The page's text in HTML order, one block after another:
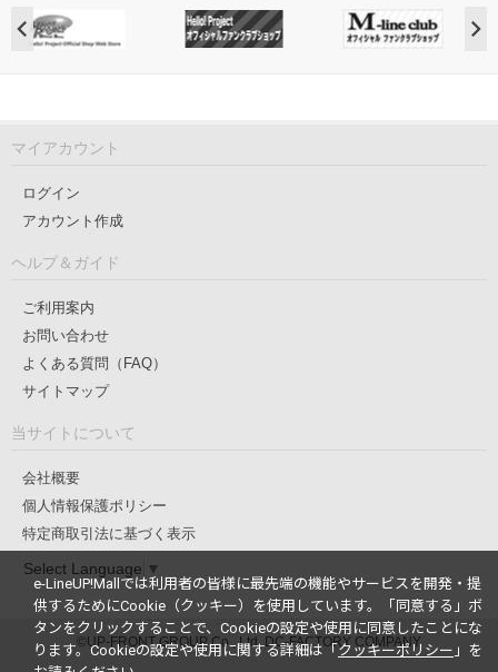
マイアカウント
ログイン
アカウント作成
ヘルプ＆ガイド
ご利用案内
お問い合わせ
よくある質問（FAQ）
サイトマップ
当サイトについて
会社概要
個人情報保護ポリシー
特定商取引法に基づく表示
Select Language ▼
©UP-FRONT GROUP Co., Ltd. DC-FACTORY COMPANY
e-LineUP!Mallでは利用者の皆様に最先端の機能やサービスを開発・提
供するためにCookie（クッキー）を使用しています。
「同意する」ボ
タンをクリックすることで、Cookieの設定や使用に同意したことにな
ります。Cookieの設定や使用に関する詳細は「 クッキーポリシー 」を